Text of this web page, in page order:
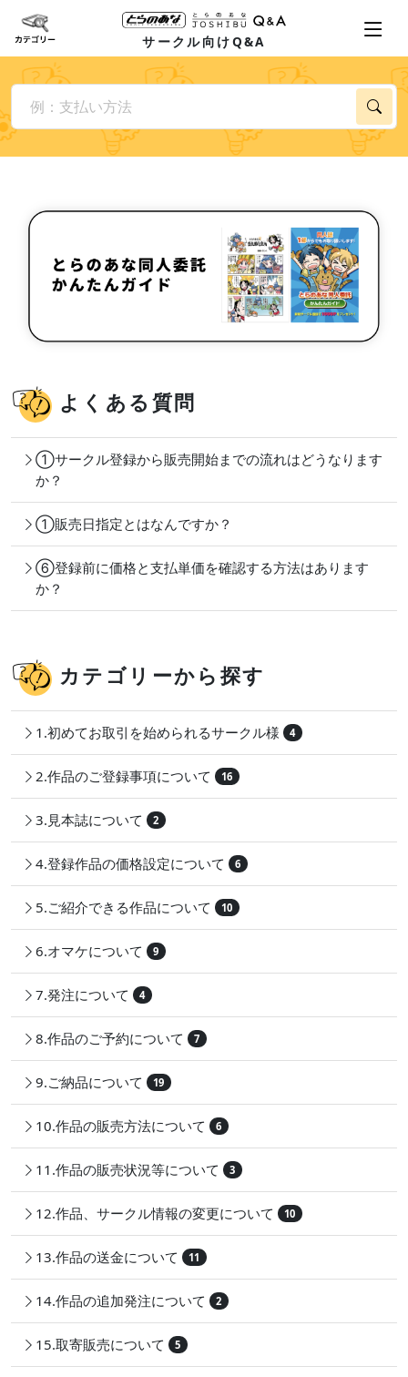
サークル向けQ&A
よくある質問
①サークル登録から販売開始までの流れはどうなります
か？
①販売日指定とはなんですか？
⑥登録前に価格と支払単価を確認する方法はあります
か？
カテゴリーから探す
1.初めてお取引を始められるサークル様 4
2.作品のご登録事項について 16
3.見本誌について 2
4.登録作品の価格設定について 6
5.ご紹介できる作品について 10
6.オマケについて 9
7.発注について 4
8.作品のご予約について 7
9.ご納品について 19
10.作品の販売方法について 6
11.作品の販売状況等について 3
12.作品、サークル情報の変更について 10
13.作品の送金について 11
14.作品の追加発注について 2
15.取寄販売について 5